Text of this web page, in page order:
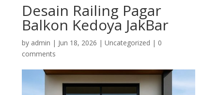
Desain Railing Pagar
Balkon Kedoya JakBar
by admin | Jun 18, 2026 | Uncategorized | 0
comments